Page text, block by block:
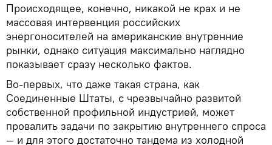
Происходящее, конечно, никакой не крах и не
массовая интервенция российских
энергоносителей на американские внутренние
рынки, однако ситуация максимально наглядно
показывает сразу несколько фактов.
Во-первых, что даже такая страна, как
Соединенные Штаты, с чрезвычайно развитой
собственной профильной индустрией, может
провалить задачи по закрытию внутреннего спроса
— и для этого достаточно тандема из холодной